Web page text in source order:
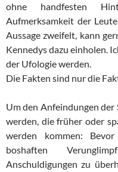
ohne handfesten
Aufmerksamkeit der
Aussage zweifelt, kann
Kennedys dazu einholen.
der Ufologie werden.
Die Fakten sind nur die
Um den Anfeindungen
werden, die früher oder
werden kommen:
boshaften
Anschuldigungen zu